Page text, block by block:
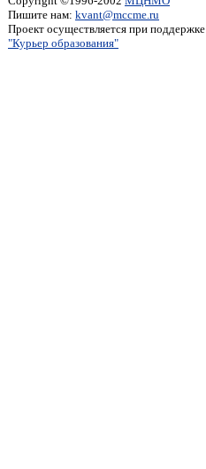
Пишите нам: kvant@mccme.ru
Проект осуществляется при поддержке
"Курьер образования"